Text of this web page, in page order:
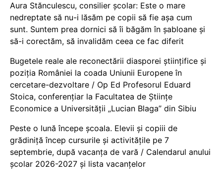
Aura Stănculescu, consilier școlar: Este o mare
nedreptate să nu-i lăsăm pe copii să fie așa cum
sunt. Suntem prea dornici să îi băgăm în șabloane și
să-i corectăm, să invalidăm ceea ce fac diferit
Bugetele reale ale reconectării diasporei științifice și
poziția României la coada Uniunii Europene în
cercetare-dezvoltare / Op Ed Profesorul Eduard
Stoica, conferențiar la Facultatea de Științe
Economice a Universității „Lucian Blaga” din Sibiu
Peste o lună începe școala. Elevii și copiii de
grădiniță încep cursurile și activitățile pe 7
septembrie, după vacanța de vară / Calendarul anului
școlar 2026-2027 și lista vacanțelor